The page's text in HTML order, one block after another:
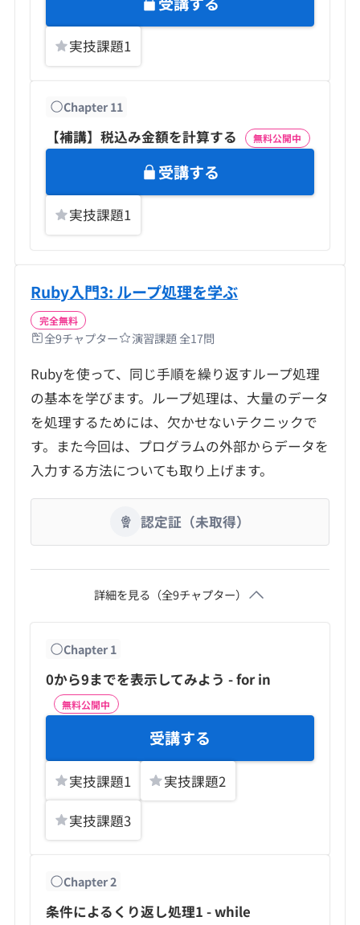
実技課題1
Chapter11
【補講】税込み金額を計算する 無料公開中
受講する
実技課題1
Ruby入門3: ループ処理を学ぶ
全9チャプター 演習課題 全17問
完全無料
Rubyを使って、同じ手順を繰り返すループ処理
の基本を学びます。ループ処理は、大量のデータ
を処理するためには、欠かせないテクニックで
す。また今回は、プログラムの外部からデータを
入力する方法についても取り上げます。
認定証（未取得）
詳細を見る（全9チャプター）
Chapter1
0から9までを表示してみよう - for in
無料公開中
受講する
実技課題1 実技課題2
実技課題3
Chapter2
条件によるくり返し処理1 - while